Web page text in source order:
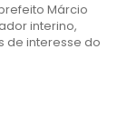
Márcio
interino,
de interesse do